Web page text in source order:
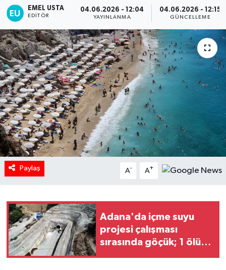
EMEL USTA
EDITÖR
04.06.2026 - 12:04
YAYINLANMA
04.06.2026 - 12:15
GÜNCELLEME
Paylaş A- A+
Adana'da içme suyu
projesi çalışması
sırasında göçük; 1 ölü, 1